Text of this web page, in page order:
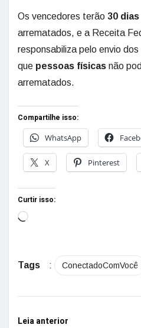
Os vencedores terão 30 dias
arrematados, e a Receita
responsabiliza pelo envio
que pessoas físicas não
arrematados.
Compartilhe isso:
WhatsApp
X Pinterest
Curtir isso:
Tags : ConectadoComVocê
Leia anterior